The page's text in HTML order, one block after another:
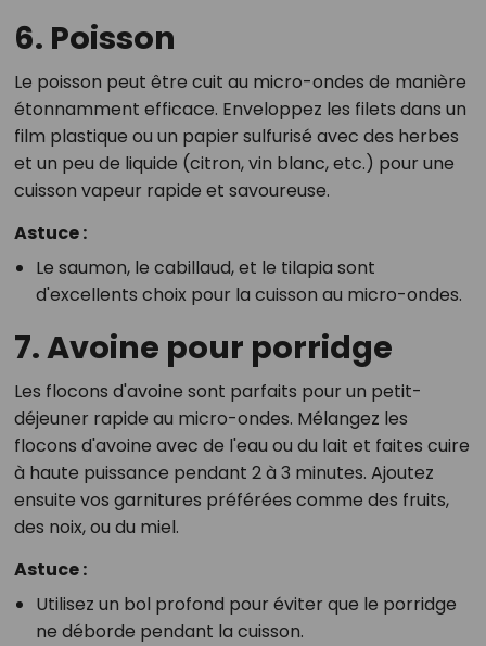
6. Poisson
Le poisson peut être cuit au micro-ondes de manière
étonnamment efficace. Enveloppez les filets dans un
film plastique ou un papier sulfurisé avec des herbes
et un peu de liquide (citron, vin blanc, etc.) pour une
cuisson vapeur rapide et savoureuse.
Astuce :
Le saumon, le cabillaud, et le tilapia sont
d'excellents choix pour la cuisson au micro-ondes.
7. Avoine pour porridge
Les flocons d'avoine sont parfaits pour un petit-
déjeuner rapide au micro-ondes. Mélangez les
flocons d'avoine avec de l'eau ou du lait et faites cuire
à haute puissance pendant 2 à 3 minutes. Ajoutez
ensuite vos garnitures préférées comme des fruits,
des noix, ou du miel.
Astuce :
Utilisez un bol profond pour éviter que le porridge
ne déborde pendant la cuisson.